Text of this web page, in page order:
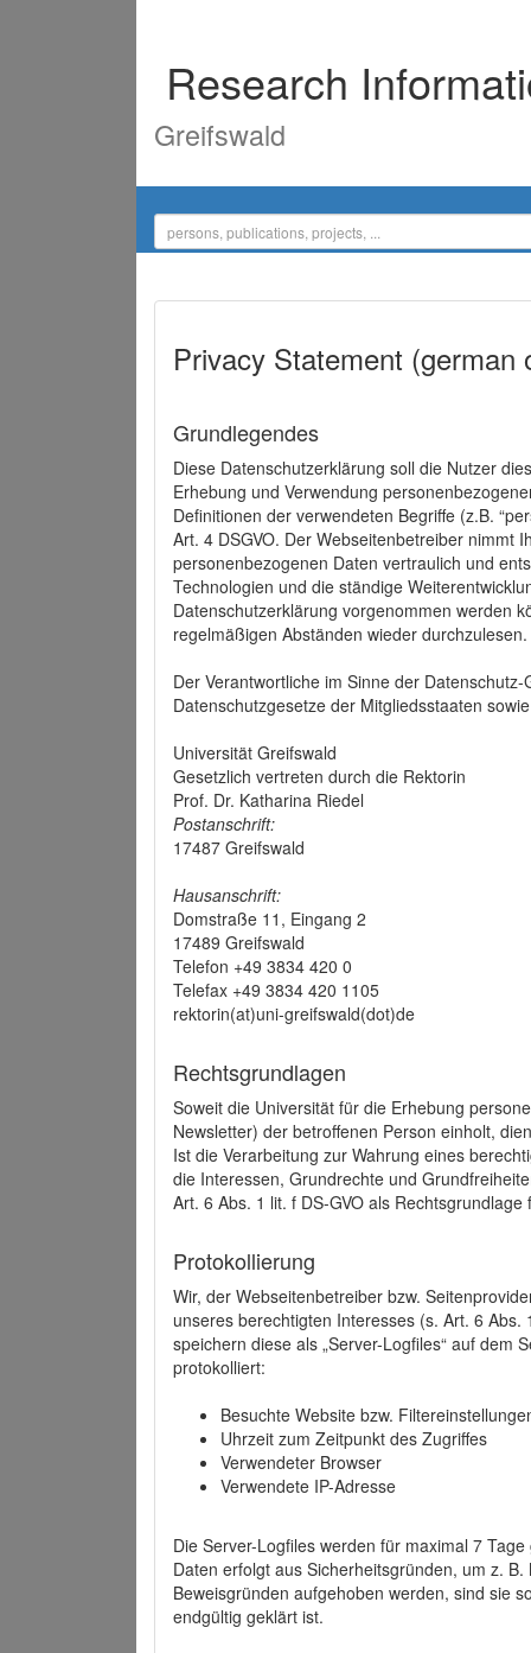
Research
Greifswald
Privacy Statement (german
Grundlegendes
Diese Datenschutzerklärung soll die Nutzer
Erhebung und Verwendung
Definitionen der verwendeten Begriffe (z.B.
Art. 4 DSGVO. Der Webseitenbetreiber nimmt
personenbezogenen Daten vertraulich und
Technologien und die ständige
Datenschutzerklärung vorgenommen werden
regelmäßigen Abständen wieder durchzulesen.
Der Verantwortliche im Sinne der
Datenschutzgesetze der Mitgliedsstaaten
Universität Greifswald
Gesetzlich vertreten durch die Rektorin
Prof. Dr. Katharina Riedel
Postanschrift:
17487 Greifswald
Hausanschrift:
Domstraße 11, Eingang 2
17489 Greifswald
Telefon +49 3834 420 0
Telefax +49 3834 420 1105
rektorin(at)uni-greifswald(dot)de
Rechtsgrundlagen
Soweit die Universität für die Erhebung
Newsletter) der betroffenen Person einholt,
Ist die Verarbeitung zur Wahrung eines
die Interessen, Grundrechte und
Art. 6 Abs. 1 lit. f DS-GVO als
Protokollierung
Wir, der Webseitenbetreiber bzw.
unseres berechtigten Interesses (s. Art. 6
speichern diese als „Server-Logfiles“ auf dem
protokolliert:
Besuchte Website bzw.
Uhrzeit zum Zeitpunkt des Zugriffes
Verwendeter Browser
Verwendete IP-Adresse
Die Server-Logfiles werden für maximal 7
Daten erfolgt aus Sicherheitsgründen, um z.
Beweisgründen aufgehoben werden, sind sie
endgültig geklärt ist.